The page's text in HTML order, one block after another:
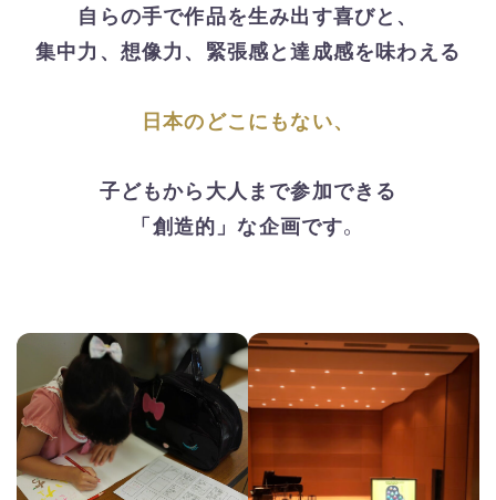
自らの手で作品を生み出す喜びと、
集中力、想像力、緊張感と達成感を味わえる
日本のどこにもない、
子どもから大人まで参加できる
「創造的」な企画です。